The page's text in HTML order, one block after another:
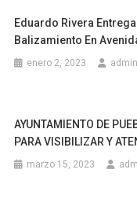
Eduardo Rivera
Balizamiento En
enero 2, 2023 admin
AYUNTAMIENTO DE
PARA VISIBILIZAR Y
marzo 15, 2023